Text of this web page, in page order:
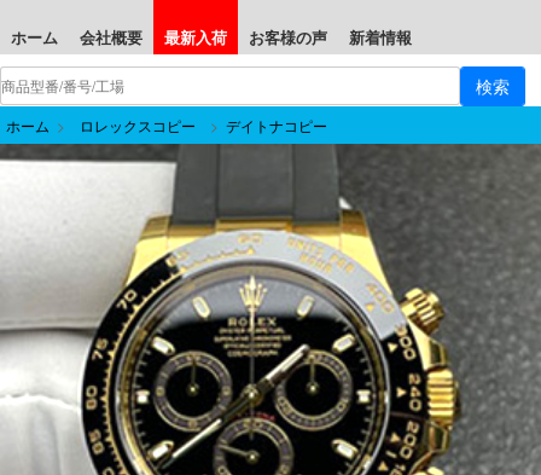
ホーム 会社概要 最新入荷 お客様の声 新着情報
ホーム > ロレックスコピー > デイトナコピー